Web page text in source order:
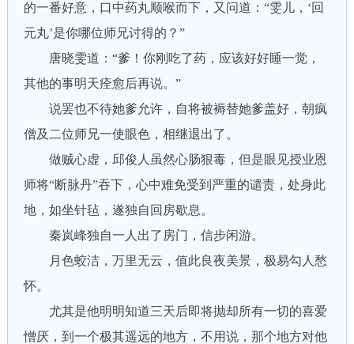
的一番好意，口中药丸顺喉而下，又问道：“雯儿，‘回
元丸’是你哪位师兄讨得的？”
唐晓雯道：“爹！你刚吃了药，应该好好睡一觉，
其他的事明天痊愈后再说。”
说罢也不待她爹允许，自将被褥替她爹盖好，朝疯
僧及二位师兄一使眼色，相继退出了。
做贼心虚，邱俊人虽然心肠狠毒，但是眼见授业恩
师将“断脉丹”吞下，心中难免受到严重的谴责，处身此
地，如坐针毡，遂独自回房歇息。
秦岚峰独自一人出了房门，信步闲游。
月色蛟洁，万里无云，值此良夜美景，极易勾人愁
怀。
尤其是他明明知道三天后即将抛却所有一切的喜爱
憎厌，到一个极其遥远的地方，不用说，那个地方对他